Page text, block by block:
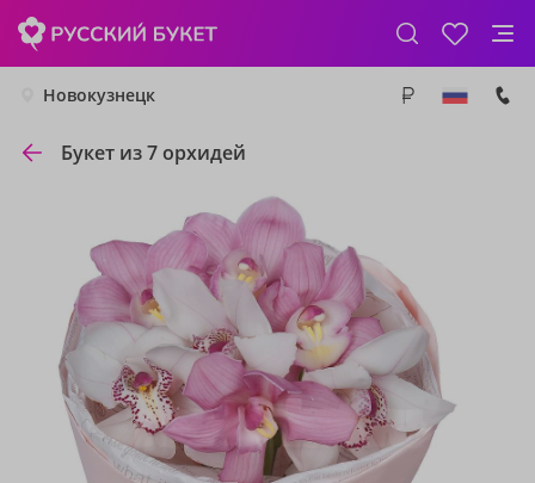
Новокузнецк
Букет из 7 орхидей